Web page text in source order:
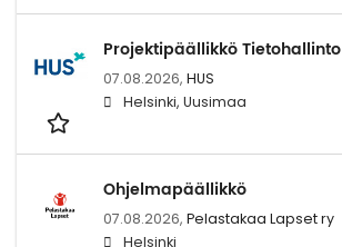
Projektipäällikkö Tietohallinto
07.08.2026, HUS
Helsinki, Uusimaa
Ohjelmapäällikkö
07.08.2026, Pelastakaa Lapset ry
Helsinki